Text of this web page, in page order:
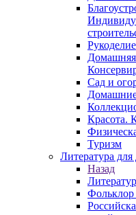
Рукоделие
Сад и
Красота.
Туризм
Литература
Назад